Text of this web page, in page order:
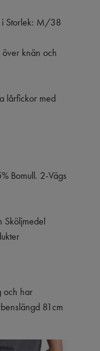
i Storlek: M/38
över knän och
lårfickor med
Bomull. 2-Vägs
Sköljmedel
och har
81cm